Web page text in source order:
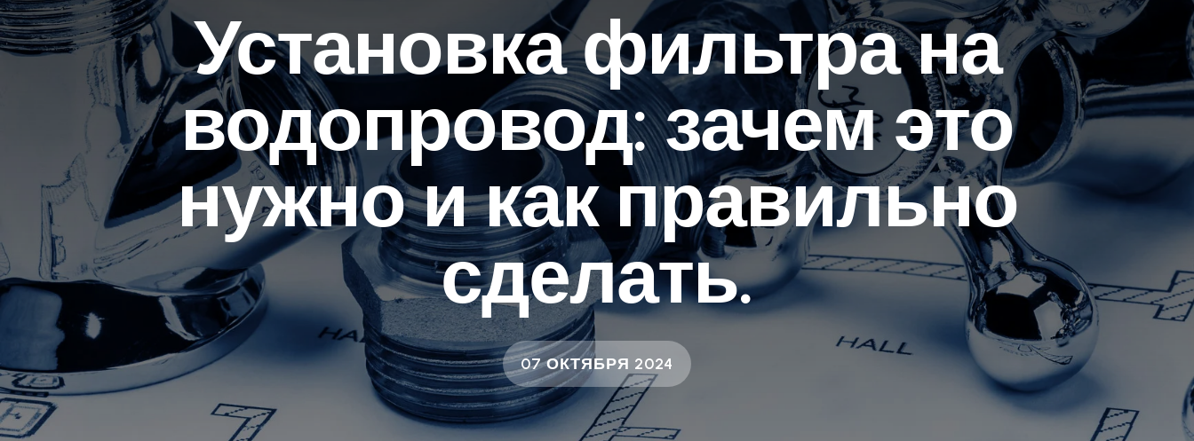
Установка фильтра на
водопровод: зачем это
нужно и как правильно
сделать.
07 ОКТЯБРЯ 2024